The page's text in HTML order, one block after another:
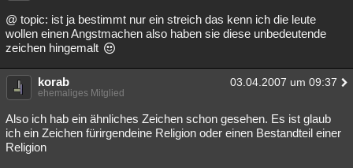
@ topic: ist ja bestimmt nur ein streich das kenn ich die leute
wollen einen Angstmachen also haben sie diese unbedeutende
zeichen hingemalt
korab 03.04.2007 um 09:37
ehemaliges Mitglied
Also ich hab ein ähnliches Zeichen schon gesehen. Es ist glaub
ich ein Zeichen fürirgendeine Religion oder einen Bestandteil einer
Religion